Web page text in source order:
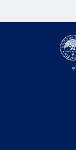
〒